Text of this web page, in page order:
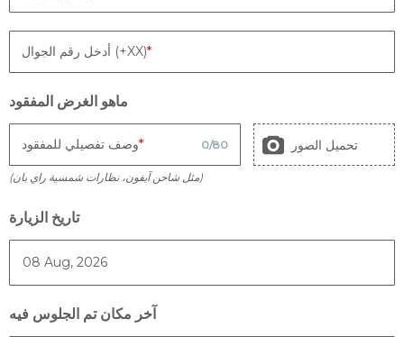
أدخل رقم الجوال (+XX)
ماهو الغرض المفقود
وصف تفصيلي للمفقود 0/80 تحميل الصور
(مثل شاحن آيفون، نظارات شمسية راي بان)
تاريخ الزيارة
آخر مكان تم الجلوس فيه